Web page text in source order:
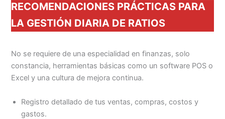
RECOMENDACIONES PRÁCTICAS PARA
LA GESTIÓN DIARIA DE RATIOS
No se requiere de una especialidad en finanzas, solo
constancia, herramientas básicas como un software POS o
Excel y una cultura de mejora continua.
Registro detallado de tus ventas, compras, costos y
gastos.